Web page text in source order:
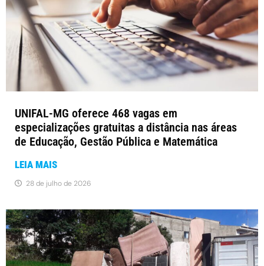
UNIFAL-MG oferece 468 vagas em
especializações gratuitas a distância nas áreas
de Educação, Gestão Pública e Matemática
LEIA MAIS
28 de julho de 2026